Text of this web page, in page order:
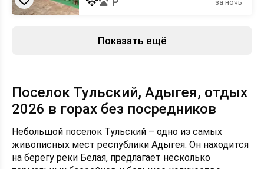
за ночь
Показать ещё
Поселок Тульский, Адыгея, отдых
2026 в горах без посредников
Небольшой поселок Тульский – одно из самых
живописных мест республики Адыгея. Он находится
на берегу реки Белая, предлагает несколько